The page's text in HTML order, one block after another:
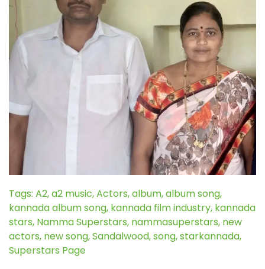
Tags: A2,a2 music,Actors,album,album song,
kannada album song, kannada film industry, kannada
stars, Namma Superstars, nammasuperstars, new
actors, new song,Sandalwood,song,starkannada,
Superstars Page